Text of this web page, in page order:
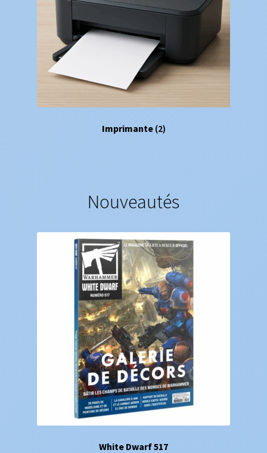
Imprimante (2)
Nouveautés
White Dwarf 517